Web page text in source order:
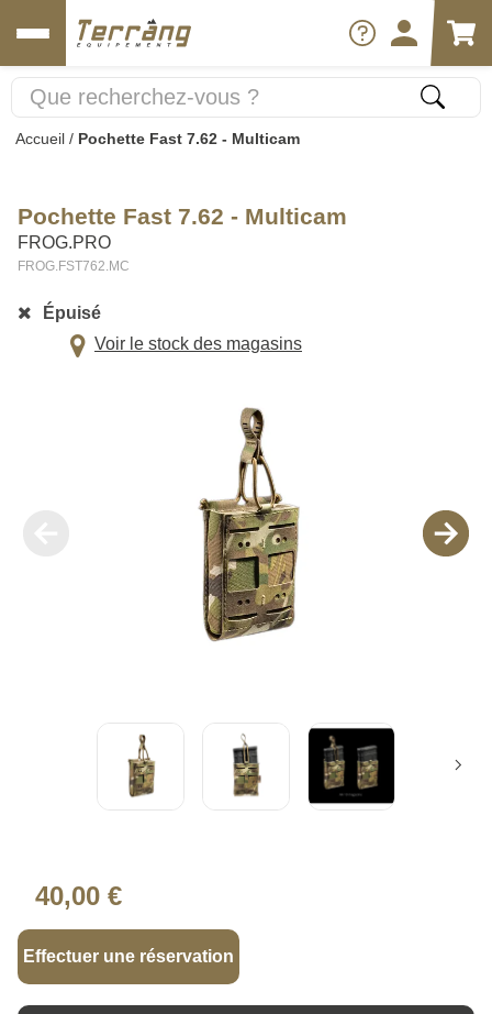
Accueil / Pochette Fast 7.62 - Multicam
Pochette Fast 7.62 - Multicam
FROG.PRO
FROG.FST762.MC
Épuisé
Voir le stock des magasins
40,00 €
Effectuer une réservation